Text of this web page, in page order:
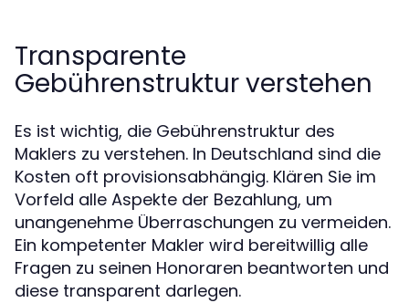
Transparente
Gebührenstruktur verstehen
Es ist wichtig, die Gebührenstruktur des
Maklers zu verstehen. In Deutschland sind die
Kosten oft provisionsabhängig. Klären Sie im
Vorfeld alle Aspekte der Bezahlung, um
unangenehme Überraschungen zu vermeiden.
Ein kompetenter Makler wird bereitwillig alle
Fragen zu seinen Honoraren beantworten und
diese transparent darlegen.